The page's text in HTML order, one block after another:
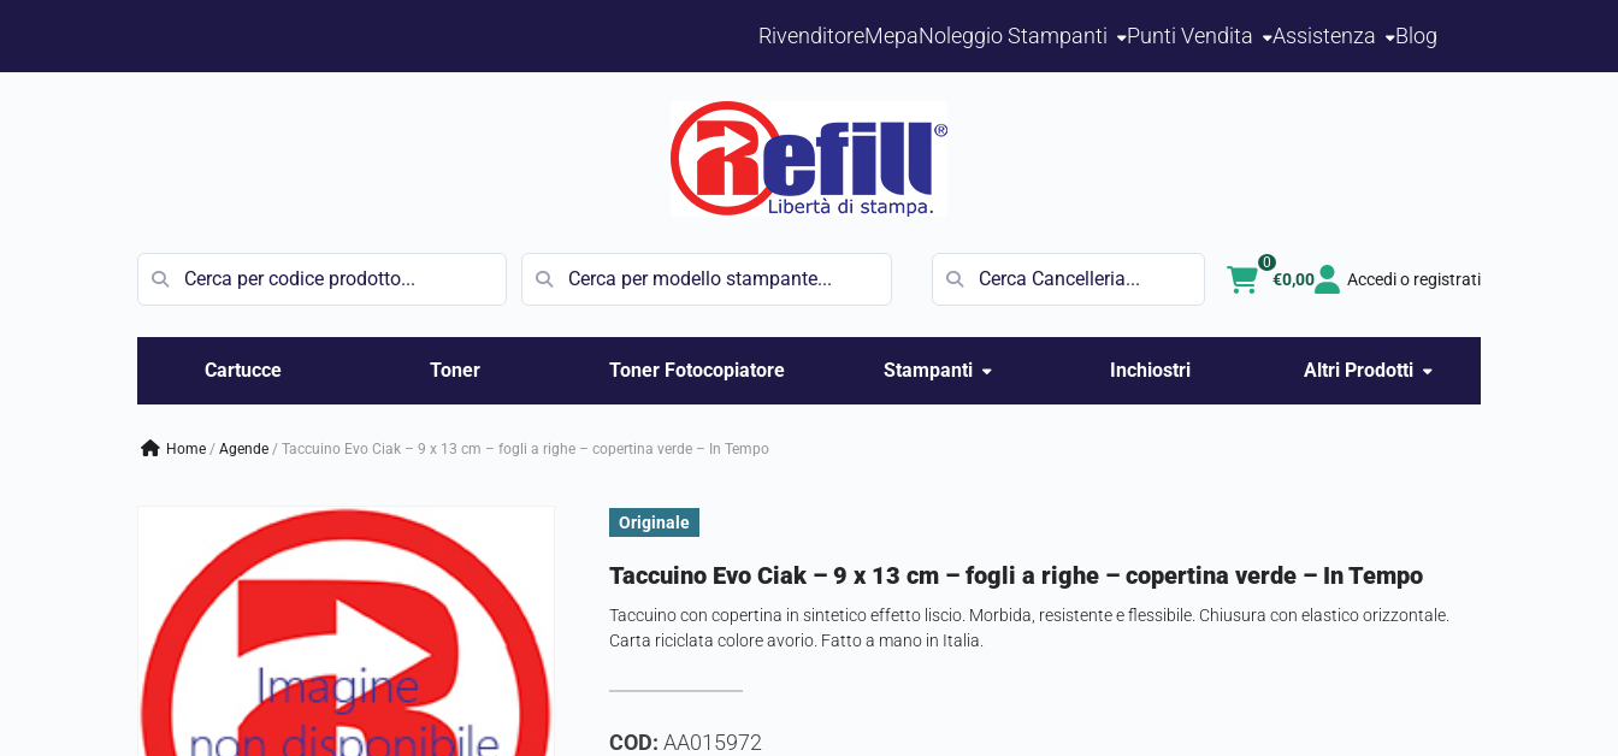
RivenditoreMepaNoleggio Stampanti Punti Vendita Assistenza Blog
Vai
€0,00
0
Accedi o registrati
Cartucce Toner Toner Fotocopiatore Stampanti Inchiostri Altri Prodotti
Home / agende / Taccuino Evo Ciak – 9 x 13 cm – fogli a righe – copertina verde – In Tempo
Originale
Taccuino Evo Ciak – 9 x 13 cm – fogli a righe – copertina verde – In Tempo
Taccuino con copertina in sintetico effetto liscio. Morbida, resistente e flessibile. Chiusura con elastico orizzontale.
Carta riciclata colore avorio. Fatto a mano in Italia.
COD:AA015972